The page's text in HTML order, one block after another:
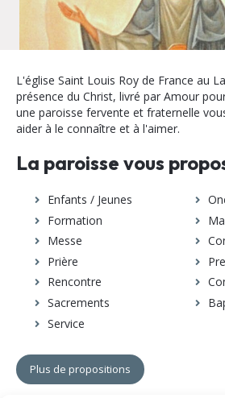
L'église Saint Louis Roy de France au
présence du Christ, livré par Amour
une paroisse fervente et fraternelle
aider à le connaître et à l'aimer.
La paroisse vous
Enfants / Jeunes
Formation
Messe
Prière
Rencontre
Sacrements
Service
Plus de propositions